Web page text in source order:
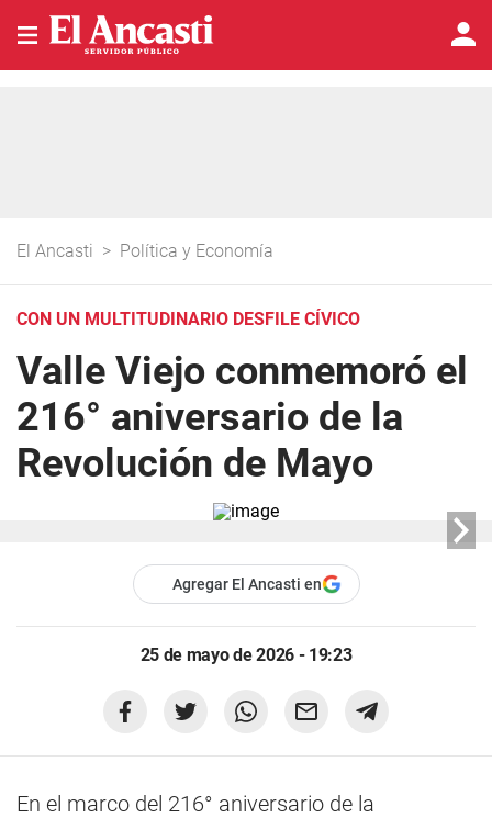
El Ancasti > Política y Economía
CON UN MULTITUDINARIO DESFILE CÍVICO
Valle Viejo conmemoró el
216° aniversario de la
Revolución de Mayo
Agregar El Ancasti en
25 de mayo de 2026 - 19:23
En el marco del 216° aniversario de la